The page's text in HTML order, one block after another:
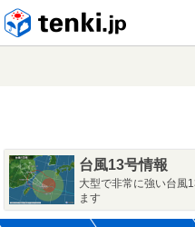
台風13号情報
大型で非常に強い台風
ます